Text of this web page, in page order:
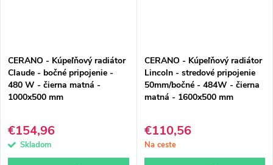
CERANO - Kúpeľňový radiátor
Claude - bočné pripojenie -
480 W - čierna matná -
1000x500 mm
€154,96
Skladom
CERANO - Kúpeľňový radiátor
Lincoln - stredové pripojenie
50mm/bočné - 484W - čierna
matná - 1600x500 mm
€110,56
Na ceste